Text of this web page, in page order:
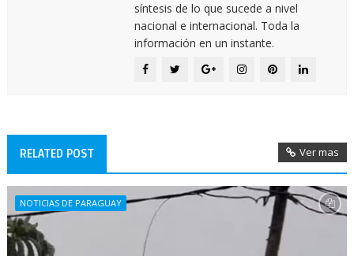
síntesis de lo que sucede a nivel
nacional e internacional. Toda la
información en un instante.
RELATED POST Ver mas
NOTICIAS DE PARAGUAY